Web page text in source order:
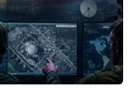
tin và Truyền thông
Email: